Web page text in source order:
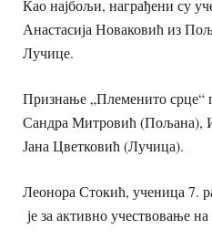
Као најбољи, награђени су
Анастасија Новаковић из
Лучице.
Признање „Племенито срце“
Сандра Митровић (Пољана),
Јана Цветковић (Лучица).
Леонора Стокић, ученица 7.
је за активно учествовање